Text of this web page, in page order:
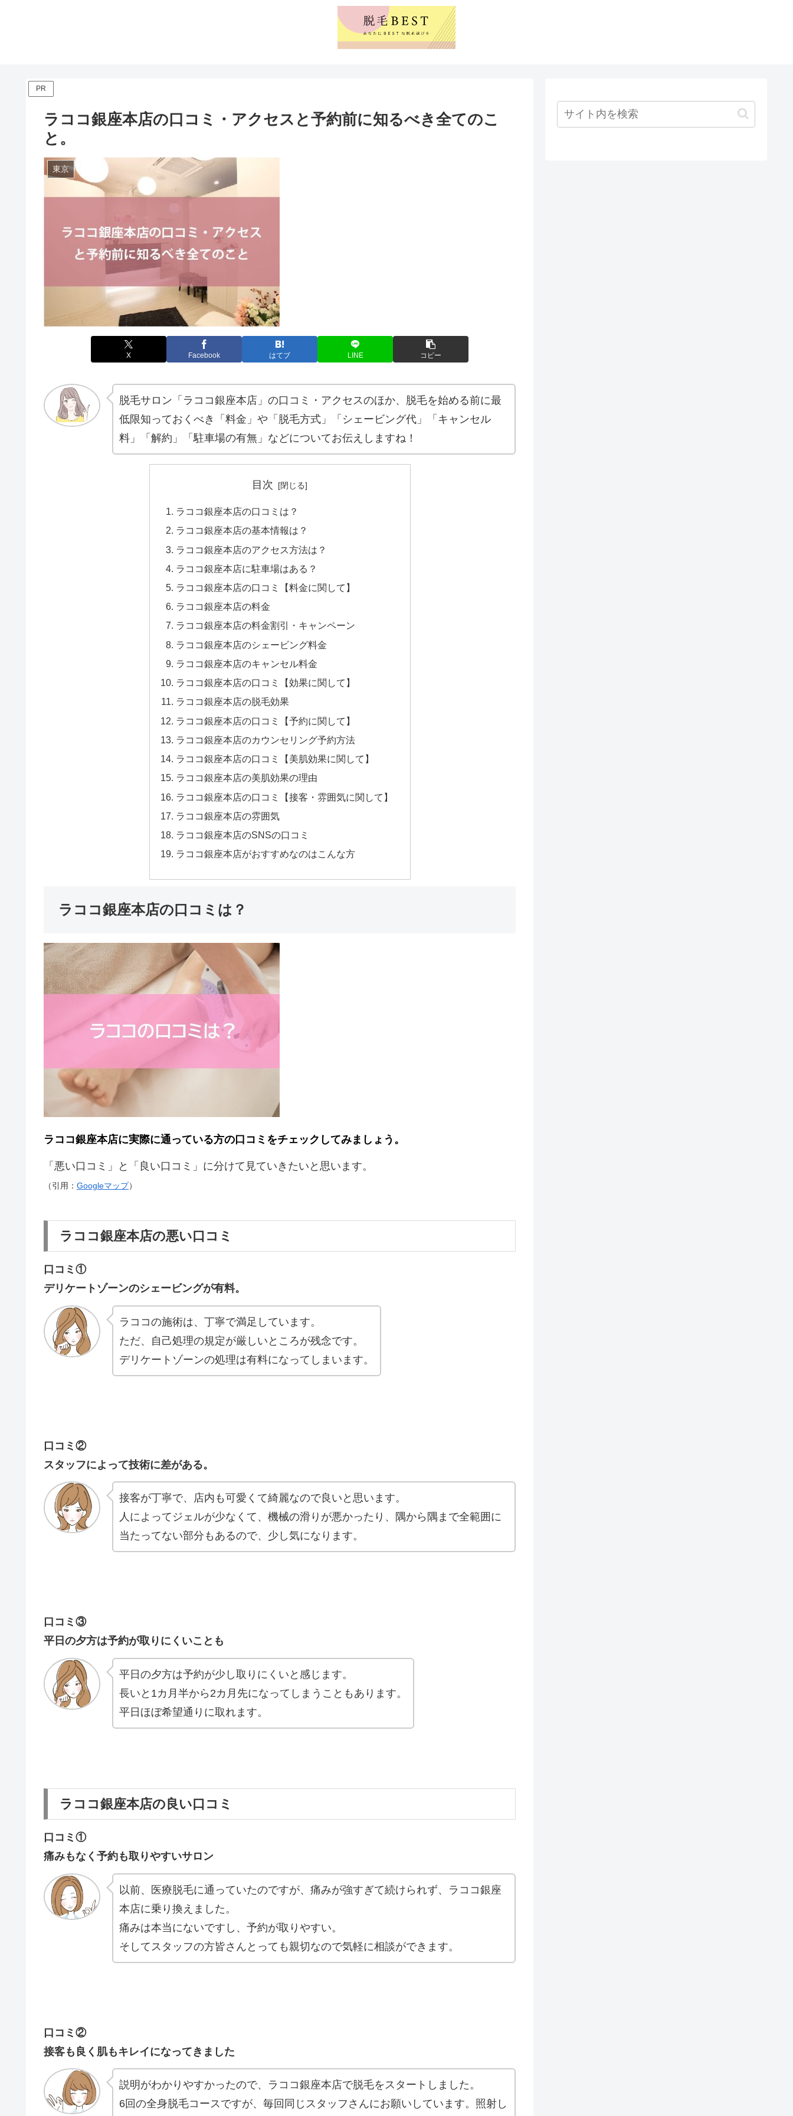
PR
ラココ銀座本店の口コミ・アクセスと予約前に知るべき全てのこ
と。
東京
X Facebook はてブ LINE コピー
脱毛サロン「ラココ銀座本店」の口コミ・アクセスのほか、脱毛を始める前に最
低限知っておくべき「料金」や「脱毛方式」「シェービング代」「キャンセル
料」「解約」「駐車場の有無」などについてお伝えしますね！
目次
ラココ銀座本店の口コミは？
ラココ銀座本店の基本情報は？
ラココ銀座本店のアクセス方法は？
ラココ銀座本店に駐車場はある？
ラココ銀座本店の口コミ【料金に関して】
ラココ銀座本店の料金
ラココ銀座本店の料金割引・キャンペーン
ラココ銀座本店のシェービング料金
ラココ銀座本店のキャンセル料金
ラココ銀座本店の口コミ【効果に関して】
ラココ銀座本店の脱毛効果
ラココ銀座本店の口コミ【予約に関して】
ラココ銀座本店のカウンセリング予約方法
ラココ銀座本店の口コミ【美肌効果に関して】
ラココ銀座本店の美肌効果の理由
ラココ銀座本店の口コミ【接客・雰囲気に関して】
ラココ銀座本店の雰囲気
ラココ銀座本店のSNSの口コミ
ラココ銀座本店がおすすめなのはこんな方
ラココ銀座本店の口コミは？
ラココ銀座本店に実際に通っている方の口コミをチェックしてみましょう。
「悪い口コミ」と「良い口コミ」に分けて見ていきたいと思います。
（引用： Googleマップ）
ラココ銀座本店の悪い口コミ
口コミ①
デリケートゾーンのシェービングが有料。
ラココの施術は、丁寧で満足しています。
ただ、自己処理の規定が厳しいところが残念です。
デリケートゾーンの処理は有料になってしまいます。
口コミ②
スタッフによって技術に差がある。
接客が丁寧で、店内も可愛くて綺麗なので良いと思います。
人によってジェルが少なくて、機械の滑りが悪かったり、隅から隅まで全範囲に
当たってない部分もあるので、少し気になります。
口コミ③
平日の夕方は予約が取りにくいことも
平日の夕方は予約が少し取りにくいと感じます。
長いと1カ月半から2カ月先になってしまうこともあります。
平日ほぼ希望通りに取れます。
ラココ銀座本店の良い口コミ
口コミ①
痛みもなく予約も取りやすいサロン
以前、医療脱毛に通っていたのですが、痛みが強すぎて続けられず、ラココ銀座
本店に乗り換えました。
痛みは本当にないですし、予約が取りやすい。
そしてスタッフの方皆さんとっても親切なので気軽に相談ができます。
口コミ②
接客も良く肌もキレイになってきました
説明がわかりやすかったので、ラココ銀座本店で脱毛をスタートしました。
6回の全身脱毛コースですが、毎回同じスタッフさんにお願いしています。照射し